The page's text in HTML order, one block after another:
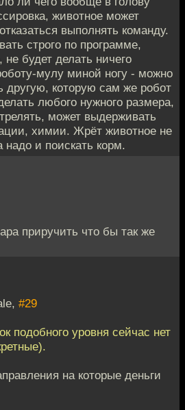
животное может
выполнять команду.
строго по программе,
не будет делать ничего
мулу миной ногу - можно
другую, которую сам же робот
любого нужного размера,
может выдерживать
химии. Жрёт животное не
и поискать корм.
приручить что бы так же
#29
подобного уровня сейчас нет
на которые деньги